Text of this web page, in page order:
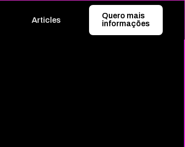
Articles
Quero mais
informações